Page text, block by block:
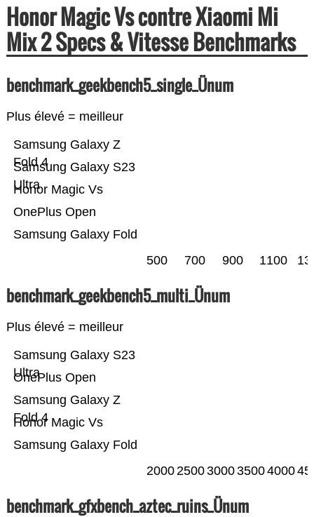
Honor Magic Vs contre Xiaomi Mi
Mix 2 Specs & Vitesse Benchmarks
benchmark_geekbench5_single_Ünum
Plus élevé = meilleur
Samsung Galaxy Fold
OnePlus Open
Honor Magic Vs
Samsung Galaxy S23
Ultra
Samsung Galaxy Z
Fold 4
500 700 900 1100
benchmark_geekbench5_multi_Ünum
Plus élevé = meilleur
Samsung Galaxy Fold
Honor Magic Vs
Samsung Galaxy Z
Fold 4
OnePlus Open
Samsung Galaxy S23
Ultra
20002500300035004000
benchmark_gfxbench_aztec_ruins_Ünum